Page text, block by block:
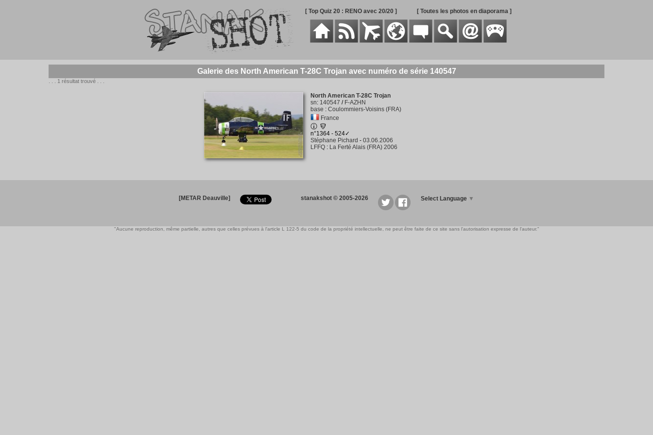
[ Top Quiz 20 : RENO avec 20/20 ] [ Toutes les photos en diaporama ]
Galerie des North American T-28C Trojan avec numéro de série 140547
. . . 1 résultat trouvé . . .
North American T-28C Trojan
sn: 140547 / F-AZHN
base : Coulommiers-Voisins (FRA)
France
n°1364 - 524✓
Stéphane Pichard - 03.06.2006
LFFQ: La Ferté Alais (FRA) 2006
[METAR Deauville] stanakshot © 2005-2026 Select Language ▼
"Aucune reproduction, même partielle, autres que celles prévues à l'article L 122-5 du code de la propriété intellectuelle, ne peut être faite de ce site sans l'autorisation expresse de l'auteur."